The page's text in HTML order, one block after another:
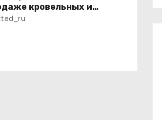
кровельных и
материалов